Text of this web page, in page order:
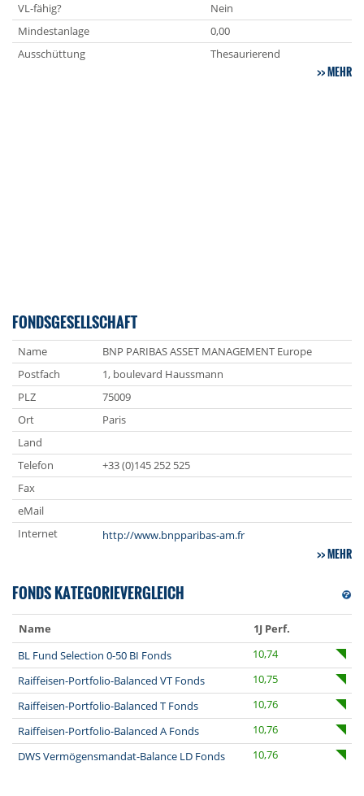
VL-fähig?
Nein
Mindestanlage
0,00
Ausschüttung
Thesaurierend
MEHR
FONDSGESELLSCHAFT
Name
BNP PARIBAS ASSET MANAGEMENT Europe
Postfach
1, boulevard Haussmann
PLZ
75009
Ort
Paris
Land
Telefon
+33 (0)145 252 525
Fax
eMail
Internet
http://www.bnpparibas-am.fr
MEHR
FONDS KATEGORIEVERGLEICH
Name
1J Perf.
BL Fund Selection 0-50 BI Fonds
10,74
Raiffeisen-Portfolio-Balanced VT Fonds
10,75
Raiffeisen-Portfolio-Balanced T Fonds
10,76
Raiffeisen-Portfolio-Balanced A Fonds
10,76
DWS Vermögensmandat-Balance LD Fonds
10,76